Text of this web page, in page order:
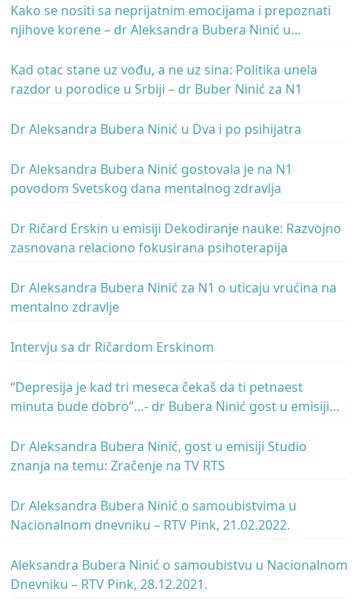
Kako se nositi sa neprijatnim emocijama i prepoznati
njihove korene – dr Aleksandra Bubera Ninić u
Kad otac stane uz vođu, a ne uz sina: Politika unela
razdor u porodice u Srbiji – dr Buber Ninić za N1
Dr Aleksandra Bubera Ninić u Dva i po psihijatra
Dr Aleksandra Bubera Ninić gostovala je na N1
povodom Svetskog dana mentalnog zdravlja
Dr Ričard Erskin u emisiji Dekodiranje nauke: Razvojno
zasnovana relaciono fokusirana psihoterapija
Dr Aleksandra Bubera Ninić za N1 o uticaju vrućina na
mentalno zdravlje
Intervju sa dr Ričardom Erskinom
“Depresija je kad tri meseca čekaš da ti petnaest
minuta bude dobro”…- dr Bubera Ninić gost u emisiji
Dr Aleksandra Bubera Ninić, gost u emisiji Studio
znanja na temu: Zračenje na TV RTS
Dr Aleksandra Bubera Ninić o samoubistvima u
Nacionalnom dnevniku – RTV Pink, 21.02.2022.
Aleksandra Bubera Ninić o samoubistvu u Nacionalnom
Dnevniku – RTV Pink, 28.12.2021.